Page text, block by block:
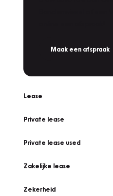
Maak een afspraak
Lease
Private lease
Private lease used
Zakelijke lease
Zekerheid